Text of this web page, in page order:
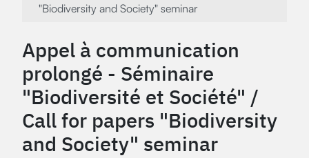
"Biodiversity and Society" seminar
Appel à communication
prolongé - Séminaire
"Biodiversité et Société" /
Call for papers "Biodiversity
and Society" seminar